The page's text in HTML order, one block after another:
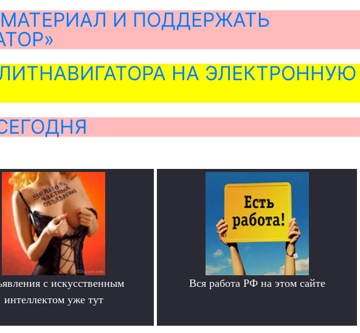
И ПОДДЕРЖАТЬ
НА ЭЛЕКТРОННУЮ
с искусственным
интеллектом уже тут
Вся работа РФ на этом сайте